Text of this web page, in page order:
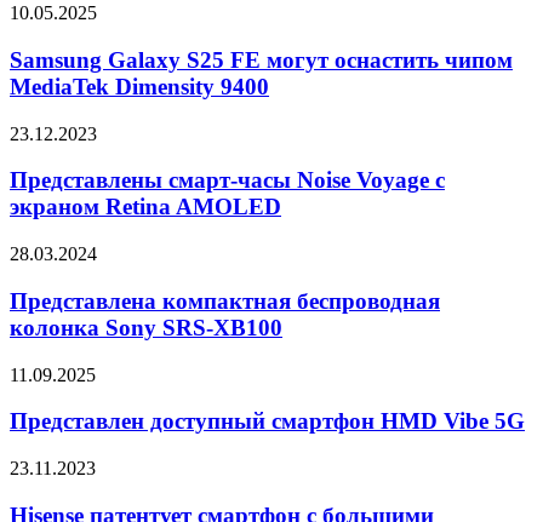
Samsung
Watch
8?
Samsung
S25
FE
могут
чипом
Dimensity
9400
10.05.2025
Samsung Galaxy S25 FE могут оснастить чипом
MediaTek Dimensity 9400
Представлены
часы
Noise
Voyage
экраном
AMOLED
23.12.2023
Представлены смарт-часы Noise Voyage с
экраном Retina AMOLED
Представлена
беспроводная
колонка
Sony
XB100
28.03.2024
Представлена компактная беспроводная
колонка Sony SRS-XB100
Представлен
смартфон
HMD
Vibe
11.09.2025
Представлен доступный смартфон HMD Vibe 5G
Hisense
смартфон
23.11.2023
Hisense патентует смартфон с большими